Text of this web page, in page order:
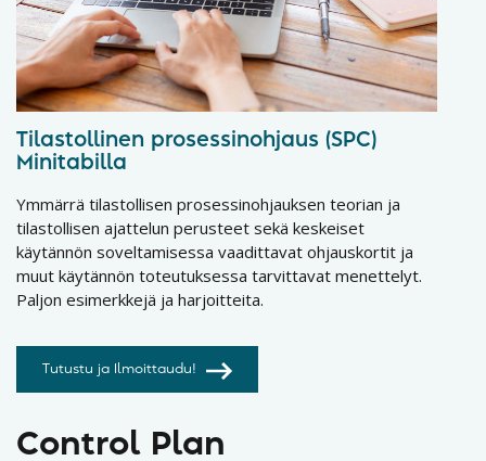
Tilastollinen prosessinohjaus (SPC)
Minitabilla
Ymmärrä tilastollisen prosessinohjauksen teorian ja
tilastollisen ajattelun perusteet sekä keskeiset
käytännön soveltamisessa vaadittavat ohjauskortit ja
muut käytännön toteutuksessa tarvittavat menettelyt.
Paljon esimerkkejä ja harjoitteita.
Tutustu ja Ilmoittaudu!
Control Plan